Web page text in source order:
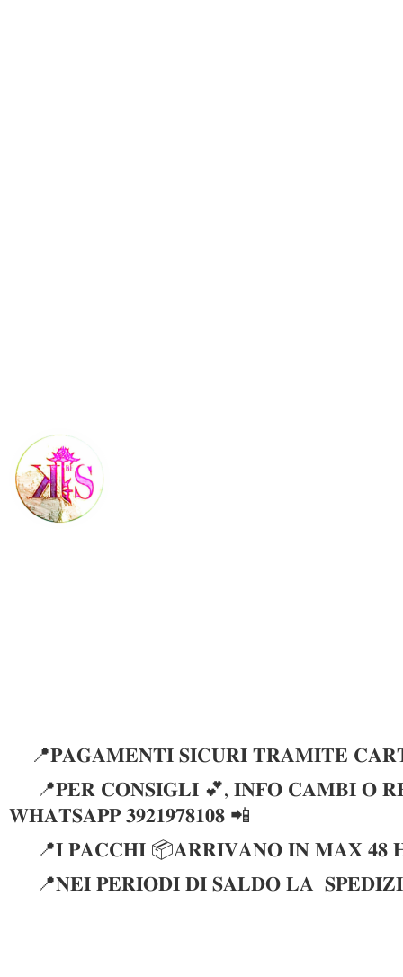
📍𝐏𝐀𝐆𝐀𝐌𝐄𝐍𝐓𝐈 𝐒𝐈𝐂𝐔𝐑𝐈 𝐓𝐑𝐀𝐌𝐈𝐓𝐄
📍𝐏𝐄𝐑 𝐂𝐎𝐍𝐒𝐈𝐆𝐋𝐈 💕, 𝐈𝐍𝐅𝐎 𝐂𝐀𝐌𝐁𝐈 𝐎
𝐖𝐇𝐀𝐓𝐒𝐀𝐏𝐏 𝟑𝟗𝟐𝟏𝟗𝟕𝟖𝟏𝟎𝟖 📲
📍𝐈 𝐏𝐀𝐂𝐂𝐇𝐈 📦𝐀𝐑𝐑𝐈𝐕𝐀𝐍𝐎 𝐈𝐍 𝐌𝐀𝐗 𝟒𝟖
📍𝐍𝐄𝐈 𝐏𝐄𝐑𝐈𝐎𝐃𝐈 𝐃𝐈 𝐒𝐀𝐋𝐃𝐎 𝐋𝐀